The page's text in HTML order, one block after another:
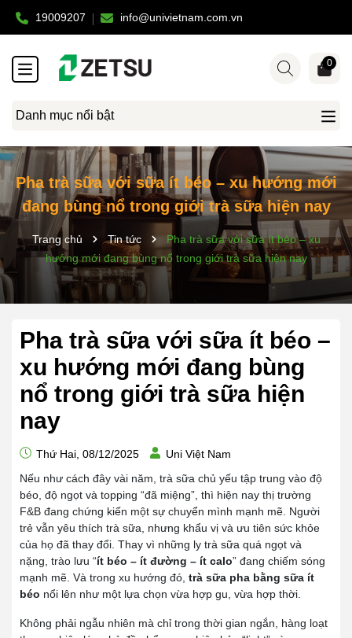
19009207 info@univietnam.com.vn
Danh mục nổi bật
0
Pha trà sữa với sữa ít béo – xu hướng mới
đang bùng nổ trong giới trà sữa hiện nay
Trang chủ Tin tức
Pha trà sữa với sữa ít béo – xu
hướng mới đang bùng nổ trong giới trà sữa hiện nay
Pha trà sữa với sữa ít béo –
xu hướng mới đang bùng
nổ trong giới trà sữa hiện
nay
Thứ Hai, 08/12/2025
Uni Việt Nam
Nếu như cách đây vài năm, trà sữa chủ yếu tập trung vào độ
béo, độ ngọt và topping “đã miệng”, thì hiện nay thị trường
F&B đang chứng kiến một sự chuyển mình mạnh mẽ. Người
trẻ vẫn yêu thích trà sữa, nhưng khẩu vị và ưu tiên sức khỏe
của họ đã thay đổi. Thay vì những ly trà sữa quá ngọt và
nặng, trào lưu “ít béo – ít đường – ít calo” đang chiếm sóng
mạnh mẽ. Và trong xu hướng đó, trà sữa pha bằng sữa ít
béo nổi lên như một lựa chọn vừa hợp gu, vừa hợp thời.
Không phải ngẫu nhiên mà chỉ trong thời gian ngắn, hàng loạt